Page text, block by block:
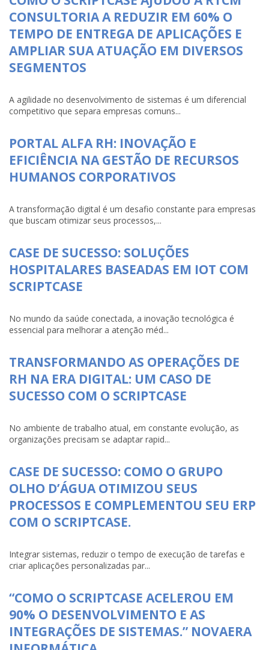
CONSULTORIA A REDUZIR EM 60% O
TEMPO DE ENTREGA DE APLICAÇÕES E
AMPLIAR SUA ATUAÇÃO EM DIVERSOS
SEGMENTOS
A agilidade no desenvolvimento de sistemas é um diferencial
competitivo que separa empresas comuns...
PORTAL ALFA RH: INOVAÇÃO E
EFICIÊNCIA NA GESTÃO DE RECURSOS
HUMANOS CORPORATIVOS
A transformação digital é um desafio constante para empresas
que buscam otimizar seus processos,...
CASE DE SUCESSO: SOLUÇÕES
HOSPITALARES BASEADAS EM IOT COM
SCRIPTCASE
No mundo da saúde conectada, a inovação tecnológica é
essencial para melhorar a atenção méd...
TRANSFORMANDO AS OPERAÇÕES DE
RH NA ERA DIGITAL: UM CASO DE
SUCESSO COM O SCRIPTCASE
No ambiente de trabalho atual, em constante evolução, as
organizações precisam se adaptar rapid...
CASE DE SUCESSO: COMO O GRUPO
OLHO D’ÁGUA OTIMIZOU SEUS
PROCESSOS E COMPLEMENTOU SEU ERP
COM O SCRIPTCASE.
Integrar sistemas, reduzir o tempo de execução de tarefas e
criar aplicações personalizadas par...
“COMO O SCRIPTCASE ACELEROU EM
90% O DESENVOLVIMENTO E AS
INTEGRAÇÕES DE SISTEMAS.” NOVAERA